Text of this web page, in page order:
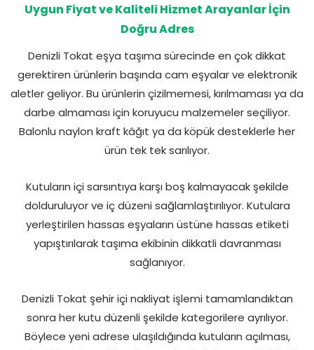
Uygun Fiyat ve Kaliteli Hizmet Arayanlar İçin
Doğru Adres
Denizli Tokat eşya taşıma sürecinde en çok dikkat
gerektiren ürünlerin başında cam eşyalar ve elektronik
aletler geliyor. Bu ürünlerin çizilmemesi, kırılmaması ya da
darbe almaması için koruyucu malzemeler seçiliyor.
Balonlu naylon kraft kâğıt ya da köpük desteklerle her
ürün tek tek sarılıyor.
Kutuların içi sarsıntıya karşı boş kalmayacak şekilde
dolduruluyor ve iç düzeni sağlamlaştırılıyor. Kutulara
yerleştirilen hassas eşyaların üstüne hassas etiketi
yapıştırılarak taşıma ekibinin dikkatli davranması
sağlanıyor.
Denizli Tokat şehir içi nakliyat işlemi tamamlandıktan
sonra her kutu düzenli şekilde kategorilere ayrılıyor.
Böylece yeni adrese ulaşıldığında kutuların açılması,